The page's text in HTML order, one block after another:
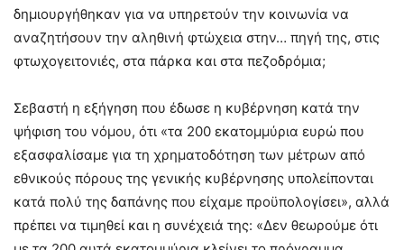
δημιουργήθηκαν για να υπηρετούν την κοινωνία να
αναζητήσουν την αληθινή φτώχεια στην… πηγή της, στις
φτωχογειτονιές, στα πάρκα και στα πεζοδρόμια;
Σεβαστή η εξήγηση που έδωσε η κυβέρνηση κατά την
ψήφιση του νόμου, ότι «τα 200 εκατομμύρια ευρώ που
εξασφαλίσαμε για τη χρηματοδότηση των μέτρων από
εθνικούς πόρους της γενικής κυβέρνησης υπολείπονται
κατά πολύ της δαπάνης που είχαμε προϋπολογίσει», αλλά
πρέπει να τιμηθεί και η συνέχειά της: «Δεν θεωρούμε ότι